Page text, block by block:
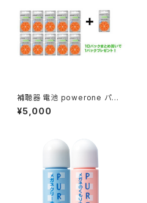
補聴器 電池 powerone パワ
ーワン PR48 (p13)１０パックで
1パックプレゼント
¥5,000